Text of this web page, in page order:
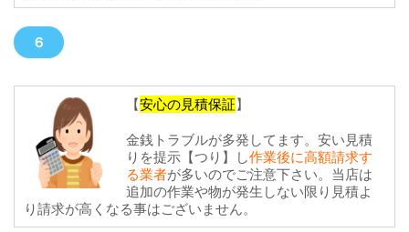
６
【安心の見積保証】
金銭トラブルが多発してます。安い見積
りを提示【つり】し作業後に高額請求す
る業者が多いのでご注意下さい。当店は
追加の作業や物が発生しない限り見積よ
り請求が高くなる事はございません。